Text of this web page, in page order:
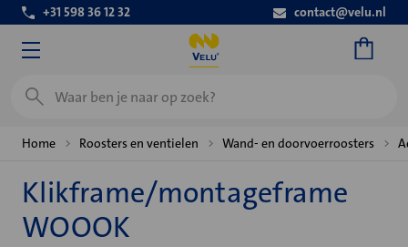
+31 598 36 12 32 contact@velu.nl
Zoeken
Home Roosters en ventielen Wand- en doorvoerroosters
Klikframe/montageframe
WOOOK